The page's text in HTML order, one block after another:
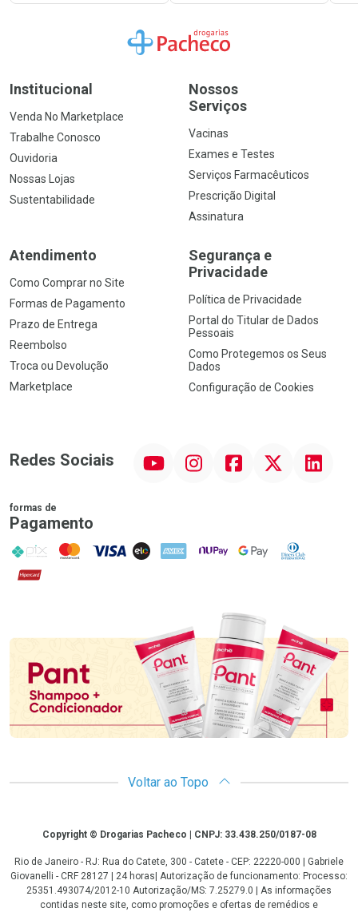
Ir para a Home
Institucional
Venda No Marketplace
Trabalhe Conosco
Ouvidoria
Nossas Lojas
Sustentabilidade
Nossos
Serviços
Vacinas
Exames e Testes
Serviços Farmacêuticos
Prescrição Digital
Assinatura
Atendimento
Como Comprar no Site
Formas de Pagamento
Prazo de Entrega
Reembolso
Troca ou Devolução
Marketplace
Segurança e
Privacidade
Política de Privacidade
Portal do Titular de Dados
Pessoais
Como Protegemos os Seus
Dados
Configuração de Cookies
Redes Sociais InstagramFacebook Linkedin
formas de
Pagamento
PIX MasterCard
VISA ELO AMEX NuPay Google PayDiners Club
Hipercard
Promoção em Destaque
Voltar ao Topo
CopyrightCopyright © Drogarias Pacheco | CNPJ: 33.438.250/0187-08
Rio de Janeiro - RJ: Rua do Catete, 300 - Catete - CEP: 22220-000 | Gabriele
Giovanelli - CRF 28127 | 24 horas| Autorização de funcionamento: Processo:
25351.493074/2012-10 Autorização/MS: 7.25279.0 | As informações
contidas neste site, como promoções e ofertas de remédios e